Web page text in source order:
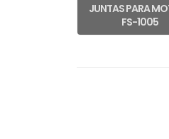
JUNTAS PARA
FS-1005